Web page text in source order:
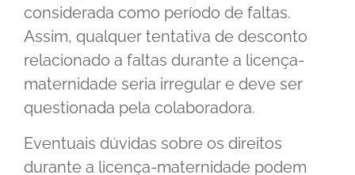
considerada como período de faltas.
Assim, qualquer tentativa de desconto
relacionado a faltas durante a licença-
maternidade seria irregular e deve ser
questionada pela colaboradora.
Eventuais dúvidas sobre os direitos
durante a licença-maternidade podem